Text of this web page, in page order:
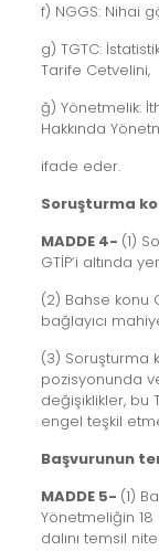
f) NGGS: Nihai
g) TGTC:
Tarife Cetvelini,
ğ) Yönetmelik:
Hakkında
ifade eder.
Soruşturma
MADDE 4- (1)
GTİP’i altında
(2) Bahse konu
bağlayıcı
(3) Soruşturma
pozisyonunda
değişiklikler, bu
engel teşkil
Başvurunun
MADDE 5- (1)
Yönetmeliğin
dalını temsil